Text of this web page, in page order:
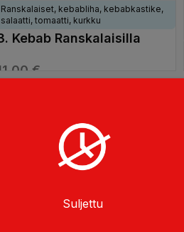
Ranskalaiset, kebabliha, kebabkastike,
salaatti, tomaatti, kurkku
Kebab Ranskalaisilla
€
Suljettu